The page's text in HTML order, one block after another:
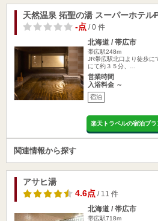
天然温泉 拓聖の湯 スーパーホテル
-点/ 0 件
北海道 / 帯広市
帯広駅248m
JR帯広駅北口より徒歩に
にて約３５分、…
営業時間
入浴料金 ～
宿泊
楽天トラベルの宿泊プラ
関連情報から探す
アサヒ湯
4.6点/ 11 件
北海道 / 帯広市
帯広駅718m